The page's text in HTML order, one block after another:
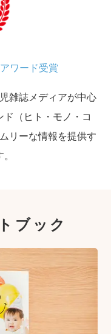
ワード受賞
雑誌メディアが中心
（ヒト・モノ・コ
リーな情報を提供す
ブック